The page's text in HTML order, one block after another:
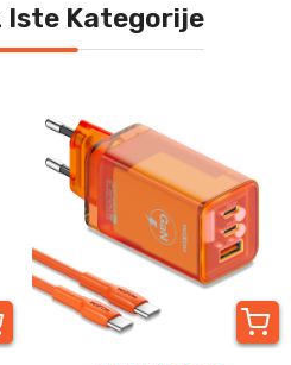
Iste Kategorije